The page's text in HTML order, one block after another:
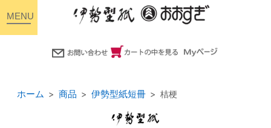
ホーム 商品 伊勢型紙短冊 桔梗
toggle
navigation